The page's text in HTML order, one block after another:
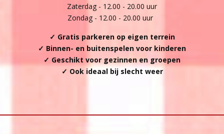
Zaterdag - 12.00 - 20.00 uur
Zondag - 12.00 - 20.00 uur
✓ Gratis parkeren op eigen terrein
✓ Binnen- en buitenspelen voor kinderen
✓ Geschikt voor gezinnen en groepen
✓ Ook ideaal bij slecht weer